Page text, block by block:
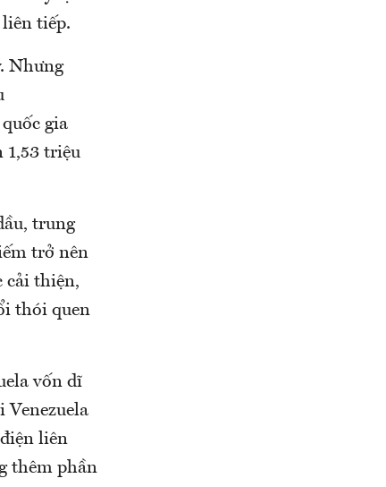
tiếp.
Nhưng
gia
1,53 triệu
trung
trở nên
cải thiện,
thói quen
vốn dĩ
Venezuela
liên
thêm phần